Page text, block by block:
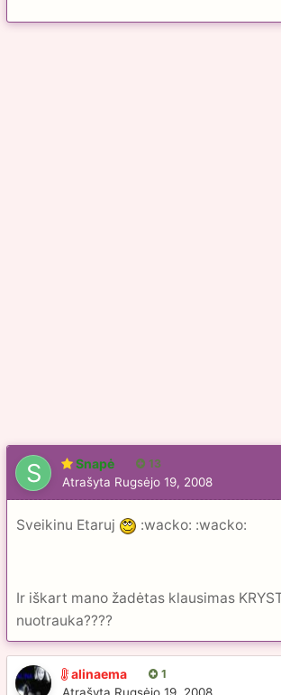
Snapė 13
Atrašyta Rugsėjo 19, 2008
Sveikinu Etaruj :wacko: :wacko:
Ir iškart mano žadėtas klausimas
nuotrauka????
alinaema 1